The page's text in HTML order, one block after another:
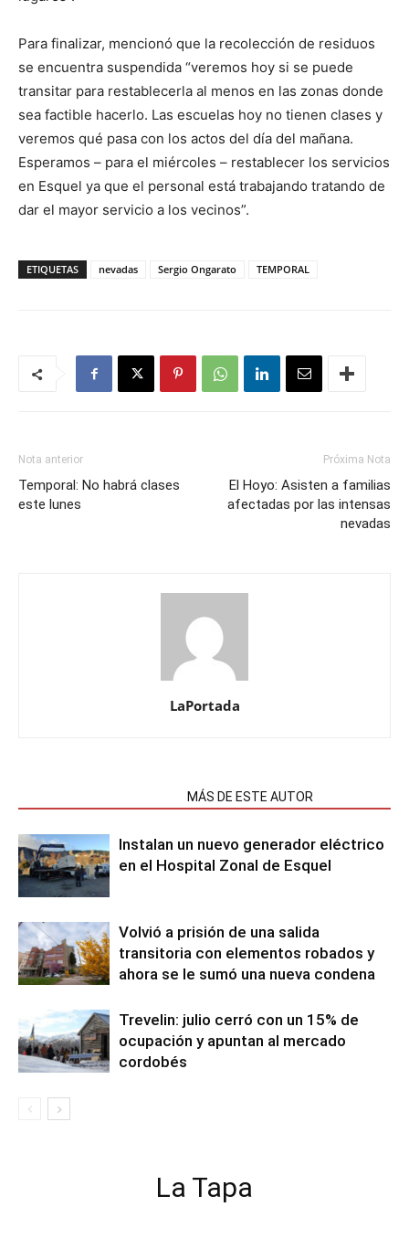
Para finalizar, mencionó que la recolección de residuos
se encuentra suspendida “veremos hoy si se puede
transitar para restablecerla al menos en las zonas donde
sea factible hacerlo. Las escuelas hoy no tienen clases y
veremos qué pasa con los actos del día del mañana.
Esperamos – para el miércoles – restablecer los servicios
en Esquel ya que el personal está trabajando tratando de
dar el mayor servicio a los vecinos”.
ETIQUETAS nevadas Sergio Ongarato TEMPORAL
Nota anterior
Temporal: No habrá clases
este lunes
Próxima Nota
El Hoyo: Asisten a familias
afectadas por las intensas
nevadas
LaPortada
MÁS DE ESTE AUTOR
Instalan un nuevo generador eléctrico
en el Hospital Zonal de Esquel
Volvió a prisión de una salida
transitoria con elementos robados y
ahora se le sumó una nueva condena
Trevelin: julio cerró con un 15% de
ocupación y apuntan al mercado
cordobés
La Tapa